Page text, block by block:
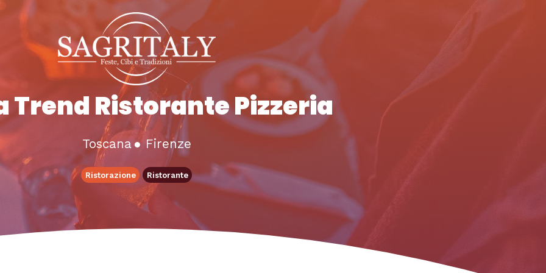
Trend Ristorante Pizzeria
Toscana●Firenze
Ristorazione Ristorante